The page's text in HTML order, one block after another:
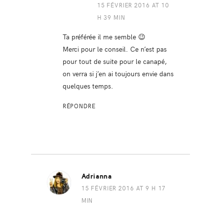
15 FÉVRIER 2016 AT 10
H 39 MIN
Ta préférée il me semble 😉
Merci pour le conseil. Ce n’est pas
pour tout de suite pour le canapé,
on verra si j’en ai toujours envie dans
quelques temps.
RÉPONDRE
Adrianna
15 FÉVRIER 2016 AT 9 H 17
MIN